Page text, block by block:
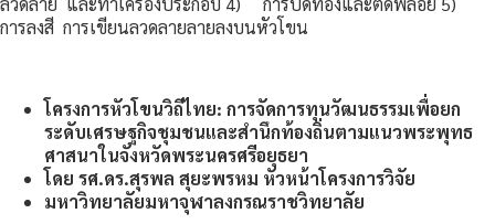
การลงสี การเขียนลวดลายลายลงบนหัวโขน
โครงการหัวโขนวิถีไทย: การจัดการทุนวัฒนธรรมเพื่อยก
ระดับเศรษฐกิจชุมชนและสำนึกท้องถิ่นตามแนวพระพุทธ
ศาสนาในจังหวัดพระนครศรีอยุธยา
โดย รศ.ดร.สุรพล สุยะพรหม หัวหน้าโครงการวิจัย
มหาวิทยาลัยมหาจุฬาลงกรณราชวิทยาลัย